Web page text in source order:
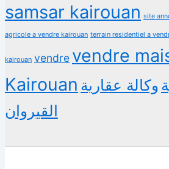
samsar kairouan site
agricole a vendre kairouan terrain residentiel a
kairouan vendre vendre
Kairouan وكالة عقارية
القيروان